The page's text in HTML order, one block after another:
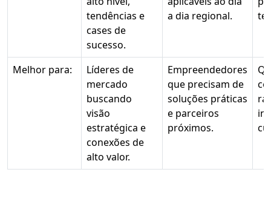
tendências e
cases de
sucesso.
a dia regional.
Melhor para:
Líderes de
mercado
buscando
visão
estratégica e
conexões de
alto valor.
Empreendedores
que precisam de
soluções práticas
e parceiros
próximos.